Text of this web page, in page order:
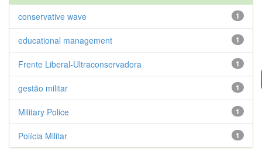
1
conservative wave
1
educational management
1
Frente Liberal-Ultraconservadora
1
gestão militar
1
Military Police
1
Polícia Militar